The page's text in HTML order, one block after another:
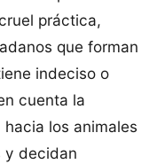
práctica,
que forman
indeciso o
cuenta la
los animales
y decidan